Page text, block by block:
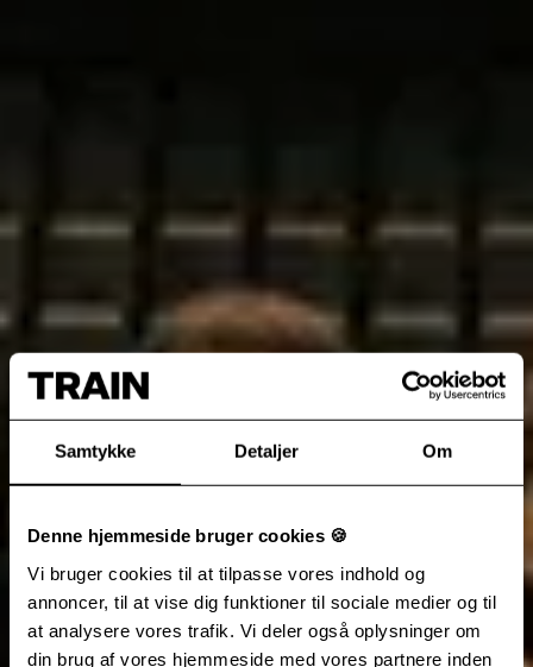
Samtykke Detaljer Om
Denne hjemmeside bruger cookies 🍪
Vi bruger cookies til at tilpasse vores indhold og
annoncer, til at vise dig funktioner til sociale medier og til
at analysere vores trafik. Vi deler også oplysninger om
din brug af vores hjemmeside med vores partnere inden